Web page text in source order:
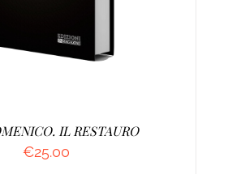
IL RESTAURO
€25.00